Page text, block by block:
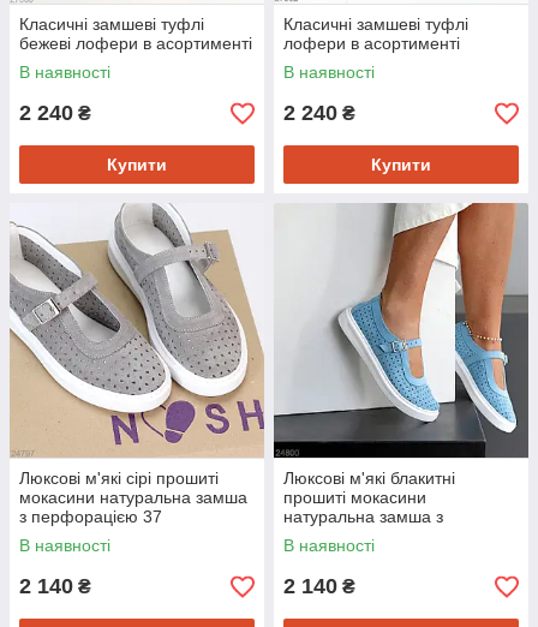
Класичні замшеві туфлі
бежеві лофери в асортименті
В наявності
2 240 ₴
Купити
Класичні замшеві туфлі
лофери в асортименті
В наявності
2 240 ₴
Купити
Люксові м'які сірі прошиті
мокасини натуральна замша
з перфорацією 37
В наявності
2 140 ₴
Люксові м'які блакитні
прошиті мокасини
натуральна замша з
перфорацією 37
В наявності
2 140 ₴